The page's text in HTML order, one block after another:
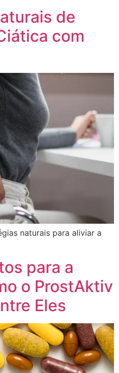
de
com
naturais para aliviar a
para a
o ProstAktiv
Eles